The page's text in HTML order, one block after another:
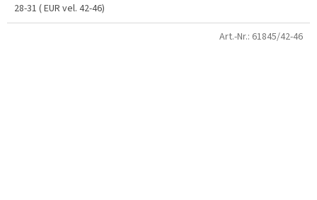
28-31 ( EUR vel. 42-46)
Art.-Nr.: 61845/42-46